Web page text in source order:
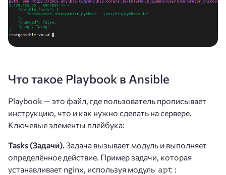
Что такое Playbook в Ansible
Playbook — это файл, где пользователь прописывает
инструкцию, что и как нужно сделать на сервере.
Ключевые элементы плейбука:
Tasks (Задачи). Задача вызывает модуль и выполняет
определённое действие. Пример задачи, которая
устанавливает nginx, используя модуль apt :